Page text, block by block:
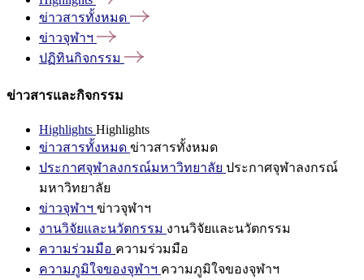
ข่าวสารทั้งหมด
ข่าวจุฬาฯ
ปฏิทินกิจกรรม
ข่าวสารและกิจกรรม
Highlights Highlights
ข่าวสารทั้งหมด ข่าวสารทั้งหมด
ประกาศจุฬาลงกรณ์มหาวิทยาลัย ประกาศจุฬาลงกรณ์
มหาวิทยาลัย
ข่าวจุฬาฯ ข่าวจุฬาฯ
งานวิจัยและนวัตกรรม งานวิจัยและนวัตกรรม
ความร่วมมือ ความร่วมมือ
ความภูมิใจของจุฬาฯ ความภูมิใจของจุฬาฯ